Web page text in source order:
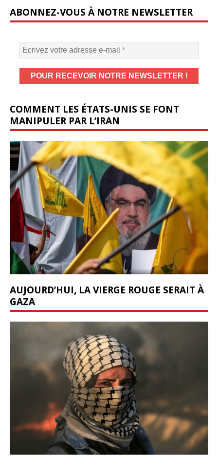
ABONNEZ-VOUS À NOTRE NEWSLETTER
COMMENT LES ÉTATS-UNIS SE FONT
MANIPULER PAR L’IRAN
AUJOURD’HUI, LA VIERGE ROUGE SERAIT À
GAZA